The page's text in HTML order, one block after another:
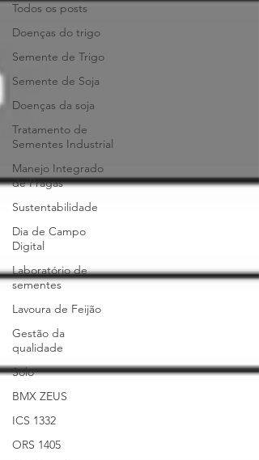
Todos os posts
Doenças do trigo
Semente de Trigo
Semente de Soja
Doenças da soja
Tratamento de
Sementes Industrial
Manejo Integrado
de Pragas
Sustentabilidade
Dia de Campo
Digital
Laboratório de
sementes
Lavoura de Feijão
Gestão da
qualidade
Solo
BMX ZEUS
ICS 1332
ORS 1405